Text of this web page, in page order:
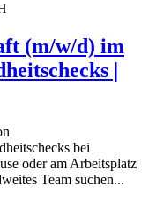
(m/w/d) im
|
bei
oder am Arbeitsplatz
Team suchen...